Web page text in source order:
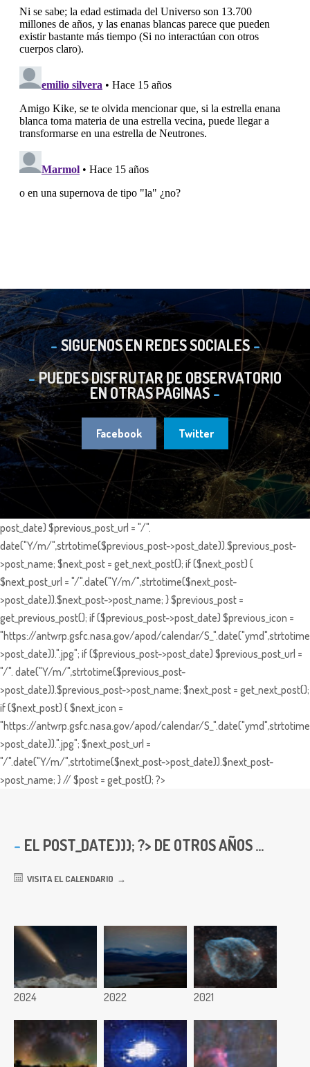
SIGUENOS EN REDES SOCIALES
PUEDES DISFRUTAR DE OBSERVATORIO
EN OTRAS PÁGINAS
Facebook Twitter
post_date) $previous_post_url = "/".
date("Y/m/",strtotime($previous_post->post_date)).$previous_post-
>post_name; $next_post = get_next_post(); if ($next_post) {
$next_post_url = "/".date("Y/m/",strtotime($next_post-
>post_date)).$next_post->post_name; } $previous_post =
get_previous_post(); if ($previous_post->post_date) $previous_icon =
"https://antwrp.gsfc.nasa.gov/apod/calendar/
>post_date)).".jpg"; if ($previous_post->post_date) $previous_post_url =
"/". date("Y/m/",strtotime($previous_post-
>post_date)).$previous_post->post_name; $next_post = get_next_post();
if ($next_post) { $next_icon =
"https://antwrp.gsfc.nasa.gov/apod/calendar/
>post_date)).".jpg"; $next_post_url =
"/".date("Y/m/",strtotime($next_post->post_date)).$next_post-
>post_name; } // $post = get_post(); ?>
EL POST_DATE))); ?> DE OTROS AÑOS ...
VISITA EL CALENDARIO
2024 2022 2021